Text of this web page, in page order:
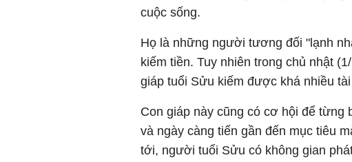
cuộc sống.
Họ là những người tương đối "lạnh
kiếm tiền. Tuy nhiên trong chủ nhật
giáp tuổi Sửu kiếm được khá nhiều
Con giáp này cũng có cơ hội để
và ngày càng tiến gần đến mục tiêu
tới, người tuổi Sửu có không gian